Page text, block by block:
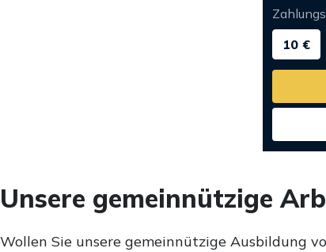
10 €
Unsere gemeinnützige
Wollen Sie unsere gemeinnützige Ausbildung